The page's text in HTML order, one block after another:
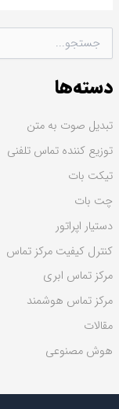
س
ج
ب
ا
:
دسته‌ها
تبدیل صوت به متن
توزیع کننده تماس تلفنی
تیکت بات
چت بات
دستیار اپراتور
کنترل کیفیت مرکز تماس
مرکز تماس ابری
مرکز تماس هوشمند
مقالات
هوش مصنوعی